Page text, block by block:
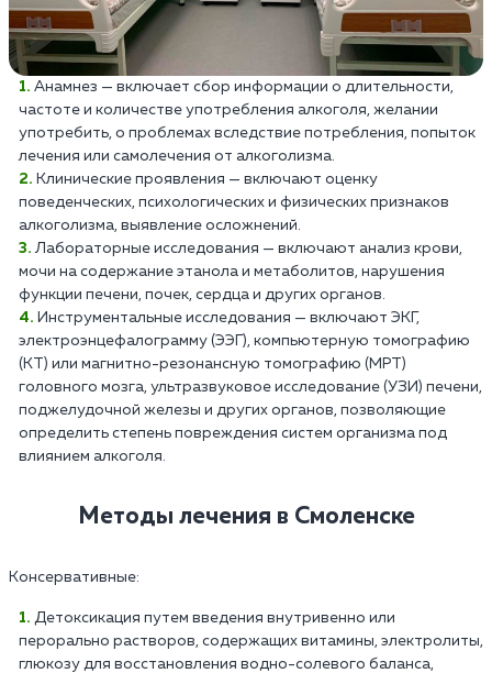
Анамнез — включает сбор информации о длительности,
частоте и количестве употребления алкоголя, желании
употребить, о проблемах вследствие потребления, попыток
лечения или самолечения от алкоголизма.
Клинические проявления — включают оценку
поведенческих, психологических и физических признаков
алкоголизма, выявление осложнений.
Лабораторные исследования — включают анализ крови,
мочи на содержание этанола и метаболитов, нарушения
функции печени, почек, сердца и других органов.
Инструментальные исследования — включают ЭКГ,
электроэнцефалограмму (ЭЭГ), компьютерную томографию
(КТ) или магнитно-резонансную томографию (МРТ)
головного мозга, ультразвуковое исследование (УЗИ) печени,
поджелудочной железы и других органов, позволяющие
определить степень повреждения систем организма под
влиянием алкоголя.
Методы лечения в Смоленске
Консервативные:
Детоксикация путем введения внутривенно или
перорально растворов, содержащих витамины, электролиты,
глюкозу для восстановления водно-солевого баланса,